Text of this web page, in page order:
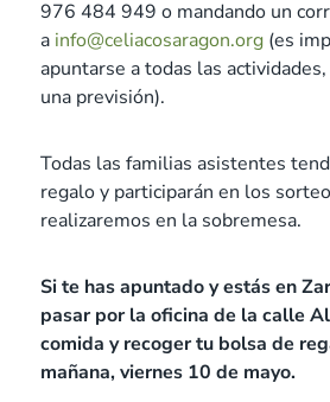
976 484 949 o mandando un
a info@celiacosaragon.org (es
apuntarse a todas las
una previsión).
Todas las familias asistentes
regalo y participarán en los
realizaremos en la sobremesa.
Si te has apuntado y estás en
pasar por la oficina de la calle
comida y recoger tu bolsa de
mañana, viernes 10 de mayo.